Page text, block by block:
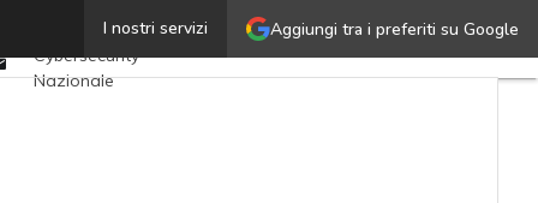
Aggiungi tra i preferiti su Google
I nostri servizi
Email
Ultimi articoli
Cybersecurity
Nazionale